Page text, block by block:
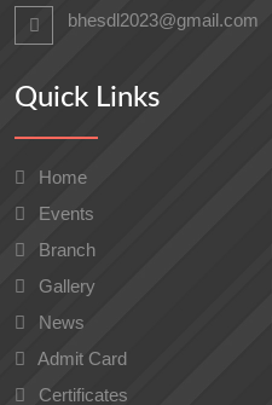
bhesdl2023@gmail.com
Quick Links
Home
Events
Branch
Gallery
News
Admit Card
Certificates